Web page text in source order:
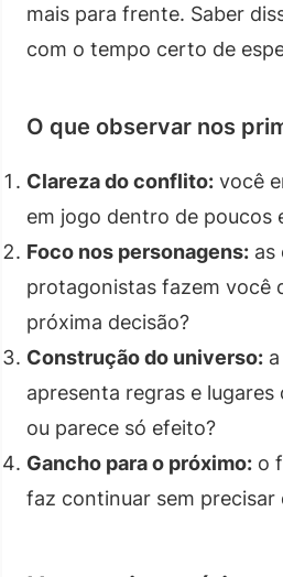
mais para frente. Saber
com o tempo certo de
O que observar nos
Clareza do conflito: você
em jogo dentro de poucos
Foco nos personagens: as
protagonistas fazem você
próxima decisão?
Construção do universo:
apresenta regras e
ou parece só efeito?
Gancho para o próximo: o
faz continuar sem precisar